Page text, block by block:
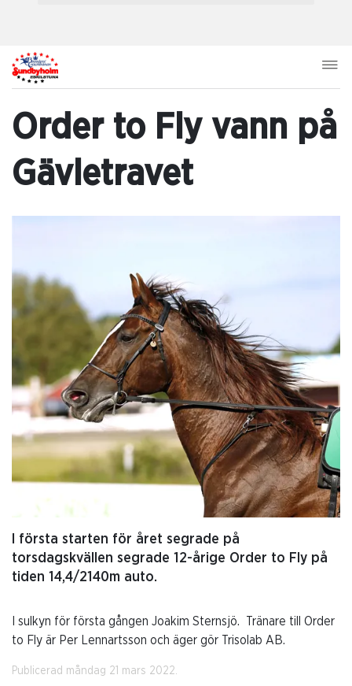
Order to Fly vann på
Gävletravet
I första starten för året segrade på
torsdagskvällen segrade 12-årige Order to Fly på
tiden 14,4/2140m auto.
I sulkyn för första gången Joakim Sternsjö. Tränare till Order
to Fly är Per Lennartsson och äger gör Trisolab AB.
Publicerad måndag 21 mars 2022.